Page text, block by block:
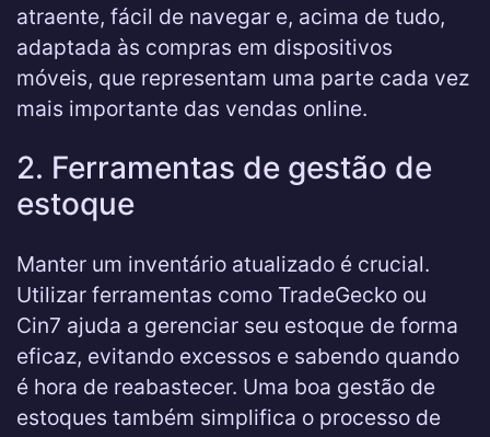
atraente, fácil de navegar e, acima de tudo,
adaptada às compras em dispositivos
móveis, que representam uma parte cada vez
mais importante das vendas online.
2. Ferramentas de gestão de
estoque
Manter um inventário atualizado é crucial.
Utilizar ferramentas como TradeGecko ou
Cin7 ajuda a gerenciar seu estoque de forma
eficaz, evitando excessos e sabendo quando
é hora de reabastecer. Uma boa gestão de
estoques também simplifica o processo de